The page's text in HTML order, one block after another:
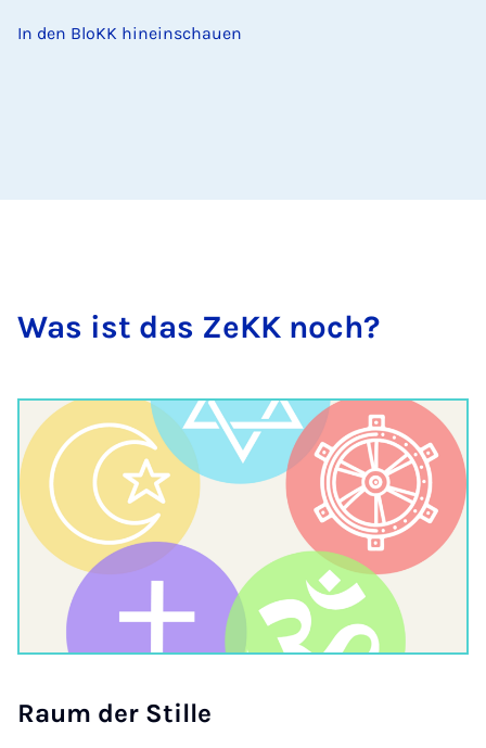
In den BloKK hineinschauen
Was ist das ZeKK noch?
Raum der Stil­le